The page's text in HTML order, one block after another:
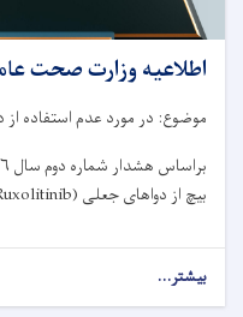
اطلاعیه وزارت صحت
موضوع: در مورد عدم استفاده
براساس هشدار شماره دوم سال
بیچ از دواهای جعلی
بیشتر...
اطلاعیه